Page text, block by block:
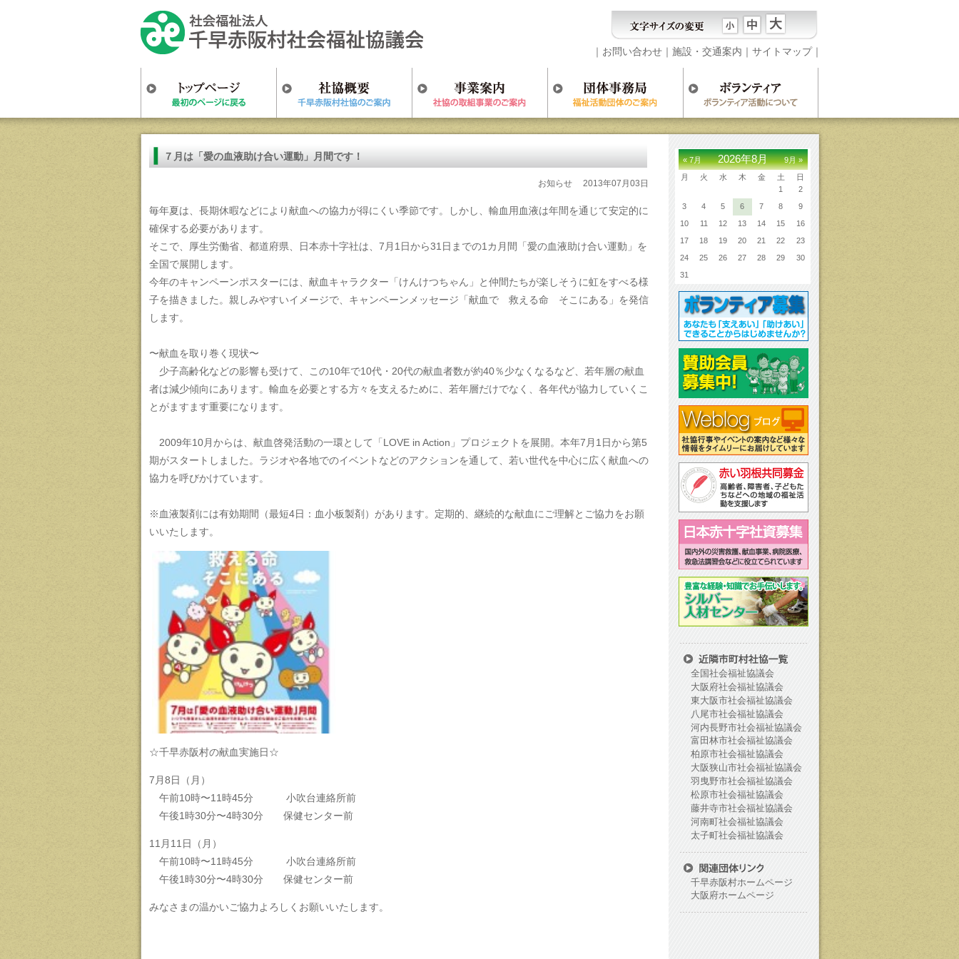
｜ お問い合わせ ｜ 施設・交通案内 ｜ サイトマップ｜
７月は「愛の血液助け合い運動」月間です！
2013年07月03日
お知らせ
毎年夏は、長期休暇などにより献血への協力が得にくい季節です。しかし、輸血用血液は年間を通じて安定的に
確保する必要があります。
そこで、厚生労働省、都道府県、日本赤十字社は、7月1日から31日までの1カ月間「愛の血液助け合い運動」を
全国で展開します。
今年のキャンペーンポスターには、献血キャラクター「けんけつちゃん」と仲間たちが楽しそうに虹をすべる様
子を描きました。親しみやすいイメージで、キャンペーンメッセージ「献血で 救える命 そこにある」を発信
します。
〜献血を取り巻く現状〜
少子高齢化などの影響も受けて、この10年で10代・20代の献血者数が約40％少なくなるなど、若年層の献血
者は減少傾向にあります。輸血を必要とする方々を支えるために、若年層だけでなく、各年代が協力していくこ
とがますます重要になります。
2009年10月からは、献血啓発活動の一環として「LOVE in Action」プロジェクトを展開。本年7月1日から第5
期がスタートしました。ラジオや各地でのイベントなどのアクションを通して、若い世代を中心に広く献血への
協力を呼びかけています。
※血液製剤には有効期間（最短4日：血小板製剤）があります。定期的、継続的な献血にご理解とご協力をお願
いいたします。
☆千早赤阪村の献血実施日☆
7月8日（月）
午前10時〜11時45分 小吹台連絡所前
午後1時30分〜4時30分 保健センター前
11月11日（月）
午前10時〜11時45分 小吹台連絡所前
午後1時30分〜4時30分 保健センター前
みなさまの温かいご協力よろしくお願いいたします。
« 7月 9月 »
2026年8月
月 火 水 木 金 土
日
1
2
3
4 5 6 7 8
9
10
11 12 13 14 15
16
17
18 19 20 21 22
23
24
25 26 27 28 29
30
31
全国社会福祉協議会
大阪府社会福祉協議会
東大阪市社会福祉協議会
八尾市社会福祉協議会
河内長野市社会福祉協議会
富田林市社会福祉協議会
柏原市社会福祉協議会
大阪狭山市社会福祉協議会
羽曳野市社会福祉協議会
松原市社会福祉協議会
藤井寺市社会福祉協議会
河南町社会福祉協議会
太子町社会福祉協議会
千早赤阪村ホームページ
大阪府ホームページ